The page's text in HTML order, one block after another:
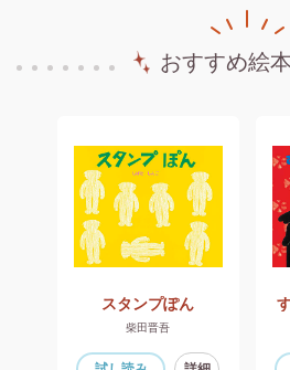
おすすめ絵本
スタンプぽん
柴田晋吾